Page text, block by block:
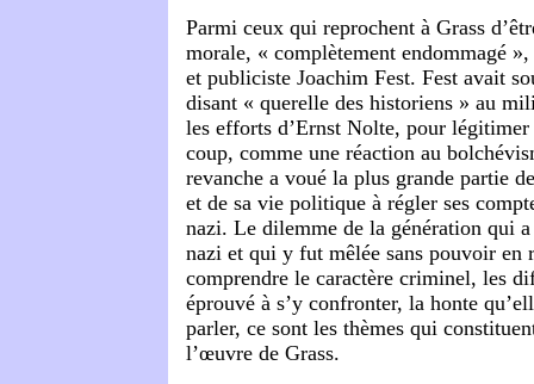
Parmi ceux qui reprochent à Grass
morale, « complètement endommagé
et publiciste Joachim Fest. Fest avait
disant « querelle des historiens » au
les efforts d’Ernst Nolte, pour
coup, comme une réaction au
revanche a voué la plus grande partie
et de sa vie politique à régler ses
nazi. Le dilemme de la génération qui
nazi et qui y fut mêlée sans pouvoir en
comprendre le caractère criminel, les
éprouvé à s’y confronter, la honte
parler, ce sont les thèmes qui
l’œuvre de Grass.